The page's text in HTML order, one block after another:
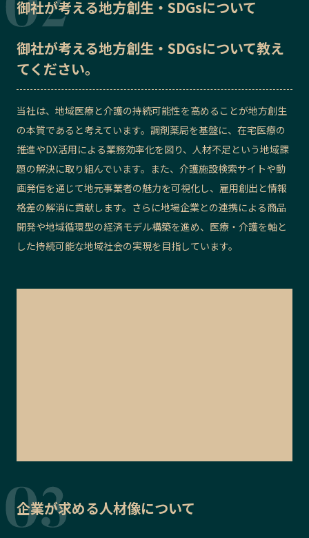
御社が考える地方創生・SDGsについて
御社が考える地方創生・SDGsについて教え
てください。
当社は、地域医療と介護の持続可能性を高めることが地方創生
の本質であると考えています。調剤薬局を基盤に、在宅医療の
推進やDX活用による業務効率化を図り、人材不足という地域課
題の解決に取り組んでいます。また、介護施設検索サイトや動
画発信を通じて地元事業者の魅力を可視化し、雇用創出と情報
格差の解消に貢献します。さらに地場企業との連携による商品
開発や地域循環型の経済モデル構築を進め、医療・介護を軸と
した持続可能な地域社会の実現を目指しています。
企業が求める人材像について